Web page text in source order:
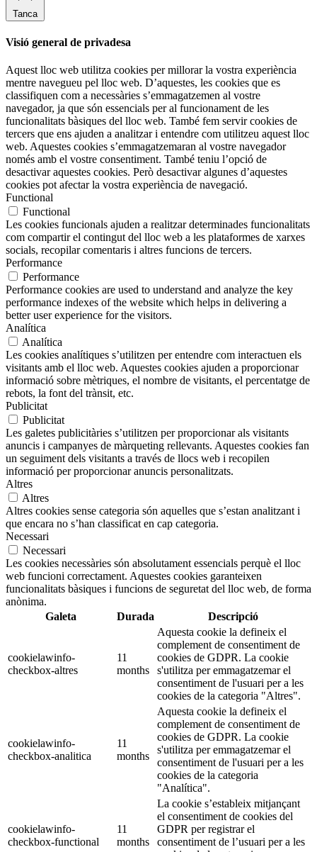
Tanca
Visió general de privadesa
Aquest lloc web utilitza cookies per millorar la vostra experiència
mentre navegueu pel lloc web. D’aquestes, les cookies que es
classifiquen com a necessàries s’emmagatzemen al vostre
navegador, ja que són essencials per al funcionament de les
funcionalitats bàsiques del lloc web. També fem servir cookies de
tercers que ens ajuden a analitzar i entendre com utilitzeu aquest lloc
web. Aquestes cookies s’emmagatzemaran al vostre navegador
només amb el vostre consentiment. També teniu l’opció de
desactivar aquestes cookies. Però desactivar algunes d’aquestes
cookies pot afectar la vostra experiència de navegació.
Functional
Functional
Les cookies funcionals ajuden a realitzar determinades funcionalitats
com compartir el contingut del lloc web a les plataformes de xarxes
socials, recopilar comentaris i altres funcions de tercers.
Performance
Performance
Performance cookies are used to understand and analyze the key
performance indexes of the website which helps in delivering a
better user experience for the visitors.
Analítica
Analítica
Les cookies analítiques s’utilitzen per entendre com interactuen els
visitants amb el lloc web. Aquestes cookies ajuden a proporcionar
informació sobre mètriques, el nombre de visitants, el percentatge de
rebots, la font del trànsit, etc.
Publicitat
Publicitat
Les galetes publicitàries s’utilitzen per proporcionar als visitants
anuncis i campanyes de màrqueting rellevants. Aquestes cookies fan
un seguiment dels visitants a través de llocs web i recopilen
informació per proporcionar anuncis personalitzats.
Altres
Altres
Altres cookies sense categoria són aquelles que s’estan analitzant i
que encara no s’han classificat en cap categoria.
Necessari
Necessari
Les cookies necessàries són absolutament essencials perquè el lloc
web funcioni correctament. Aquestes cookies garanteixen
funcionalitats bàsiques i funcions de seguretat del lloc web, de forma
anònima.
Galeta
Durada Descripció
cookielawinfo-
checkbox-altres
11
months
Aquesta cookie la defineix el
complement de consentiment de
cookies de GDPR. La cookie
s'utilitza per emmagatzemar el
consentiment de l'usuari per a les
cookies de la categoria "Altres".
cookielawinfo-
checkbox-analitica
11
months
Aquesta cookie la defineix el
complement de consentiment de
cookies de GDPR. La cookie
s'utilitza per emmagatzemar el
consentiment de l'usuari per a les
cookies de la categoria
"Analítica".
cookielawinfo-
checkbox-functional
11
months
La cookie s’estableix mitjançant
el consentiment de cookies del
GDPR per registrar el
consentiment de l’usuari per a les